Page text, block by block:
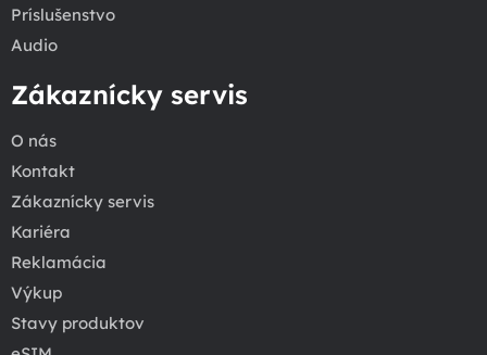
Príslušenstvo
Audio
Zákaznícky servis
O nás
Kontakt
Zákaznícky servis
Kariéra
Reklamácia
Výkup
Stavy produktov